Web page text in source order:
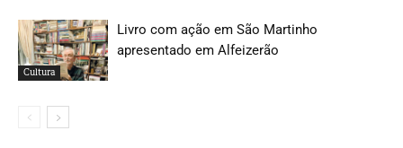
Cultura
Livro com ação em São Martinho
apresentado em Alfeizerão